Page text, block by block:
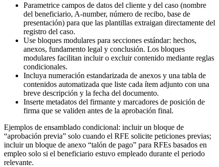
Parametrice campos de datos del cliente y del caso (nombre
del beneficiario, A-number, número de recibo, base de
presentación) para que las plantillas extraigan directamente del
registro del caso.
Use bloques modulares para secciones estándar: hechos,
anexos, fundamento legal y conclusión. Los bloques
modulares facilitan incluir o excluir contenido mediante reglas
condicionales.
Incluya numeración estandarizada de anexos y una tabla de
contenidos automatizada que liste cada ítem adjunto con una
breve descripción y la fecha del documento.
Inserte metadatos del firmante y marcadores de posición de
firma que se validen antes de la aprobación final.
Ejemplos de ensamblado condicional: incluir un bloque de
“aprobación previa” solo cuando el RFE solicite peticiones previas;
incluir un bloque de anexo “talón de pago” para RFEs basados en
empleo solo si el beneficiario estuvo empleado durante el periodo
relevante.